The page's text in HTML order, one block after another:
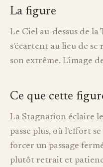
La figure
Le Ciel au-dessus de la
s'écartent au lieu de
son extrême. L'image
Ce que cette
La Stagnation éclaire
passe plus, où l'effort
forcer un passage
plutôt retrait et